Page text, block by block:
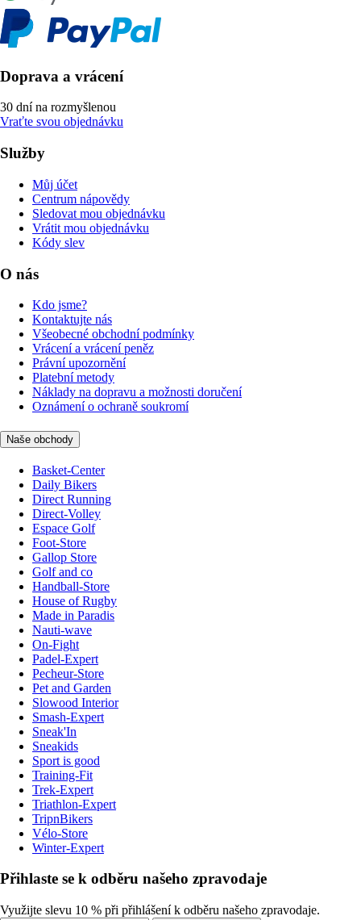
Doprava a vrácení
30 dní na rozmyšlenou
Vraťte svou objednávku
Služby
Můj účet
Centrum nápovědy
Sledovat mou objednávku
Vrátit mou objednávku
Kódy slev
O nás
Kdo jsme?
Kontaktujte nás
Všeobecné obchodní podmínky
Vrácení a vrácení peněz
Právní upozornění
Platební metody
Náklady na dopravu a možnosti doručení
Oznámení o ochraně soukromí
Naše obchody
Basket-Center
Daily Bikers
Direct Running
Direct-Volley
Espace Golf
Foot-Store
Gallop Store
Golf and co
Handball-Store
House of Rugby
Made in Paradis
Nauti-wave
On-Fight
Padel-Expert
Pecheur-Store
Pet and Garden
Slowood Interior
Smash-Expert
Sneak'In
Sneakids
Sport is good
Training-Fit
Trek-Expert
Triathlon-Expert
TripnBikers
Vélo-Store
Winter-Expert
Přihlaste se k odběru našeho zpravodaje
Využijte slevu 10 % při přihlášení k odběru našeho zpravodaje.